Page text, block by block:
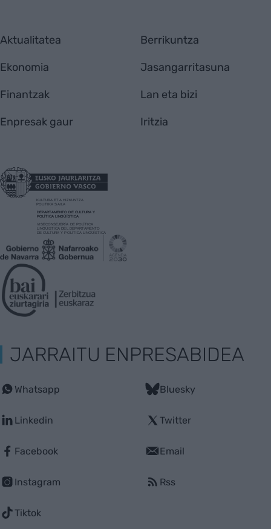
Aktualitatea
Ekonomia
Finantzak
Enpresak gaur
Berrikuntza
Jasangarritasuna
Lan eta bizi
Iritzia
JARRAITU ENPRESABIDEA
Whatsapp
Linkedin
Facebook
Instagram
Tiktok
Bluesky
Twitter
Email
Rss